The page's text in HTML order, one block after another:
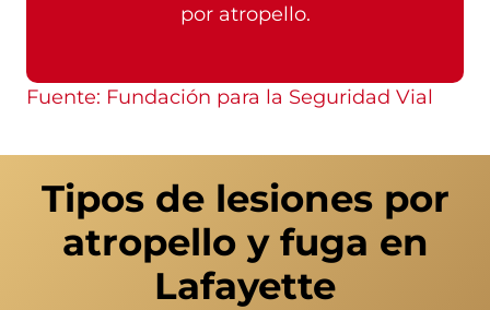
por atropello.
Fuente: Fundación para la Seguridad Vial
Tipos de lesiones por
atropello y fuga en
Lafayette